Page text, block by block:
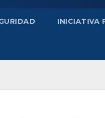
INICIATIVA